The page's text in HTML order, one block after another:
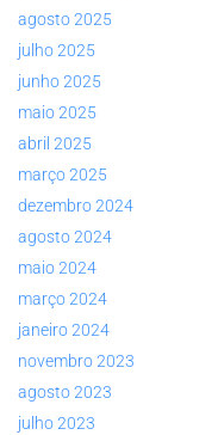
agosto 2025
julho 2025
junho 2025
maio 2025
abril 2025
março 2025
dezembro 2024
agosto 2024
maio 2024
março 2024
janeiro 2024
novembro 2023
agosto 2023
julho 2023